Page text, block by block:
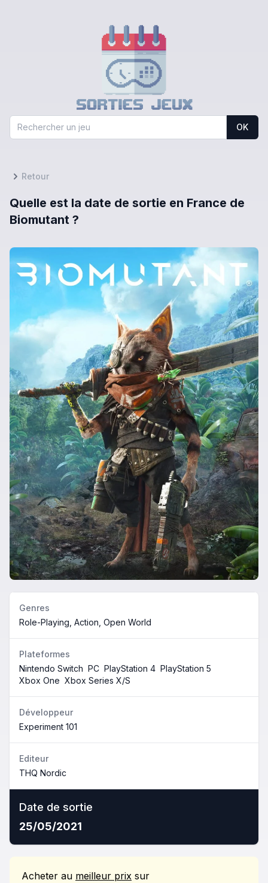
OK
Retour
Quelle est la date de sortie en France de
Biomutant ?
Genres
Role-Playing, Action, Open World
Plateformes
Nintendo Switch PC PlayStation 4 PlayStation 5
Xbox One Xbox Series X/S
Développeur
Experiment 101
Editeur
THQ Nordic
Date de sortie
25/05/2021
Acheter au meilleur prix sur